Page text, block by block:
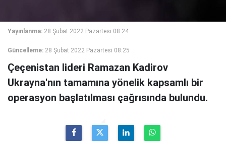
Yayınlanma: 28 Şubat 2022 Pazartesi 08:24
Güncelleme: 28 Şubat 2022 Pazartesi 08:25
Çeçenistan lideri Ramazan Kadirov
Ukrayna'nın tamamına yönelik kapsamlı bir
operasyon başlatılması çağrısında bulundu.